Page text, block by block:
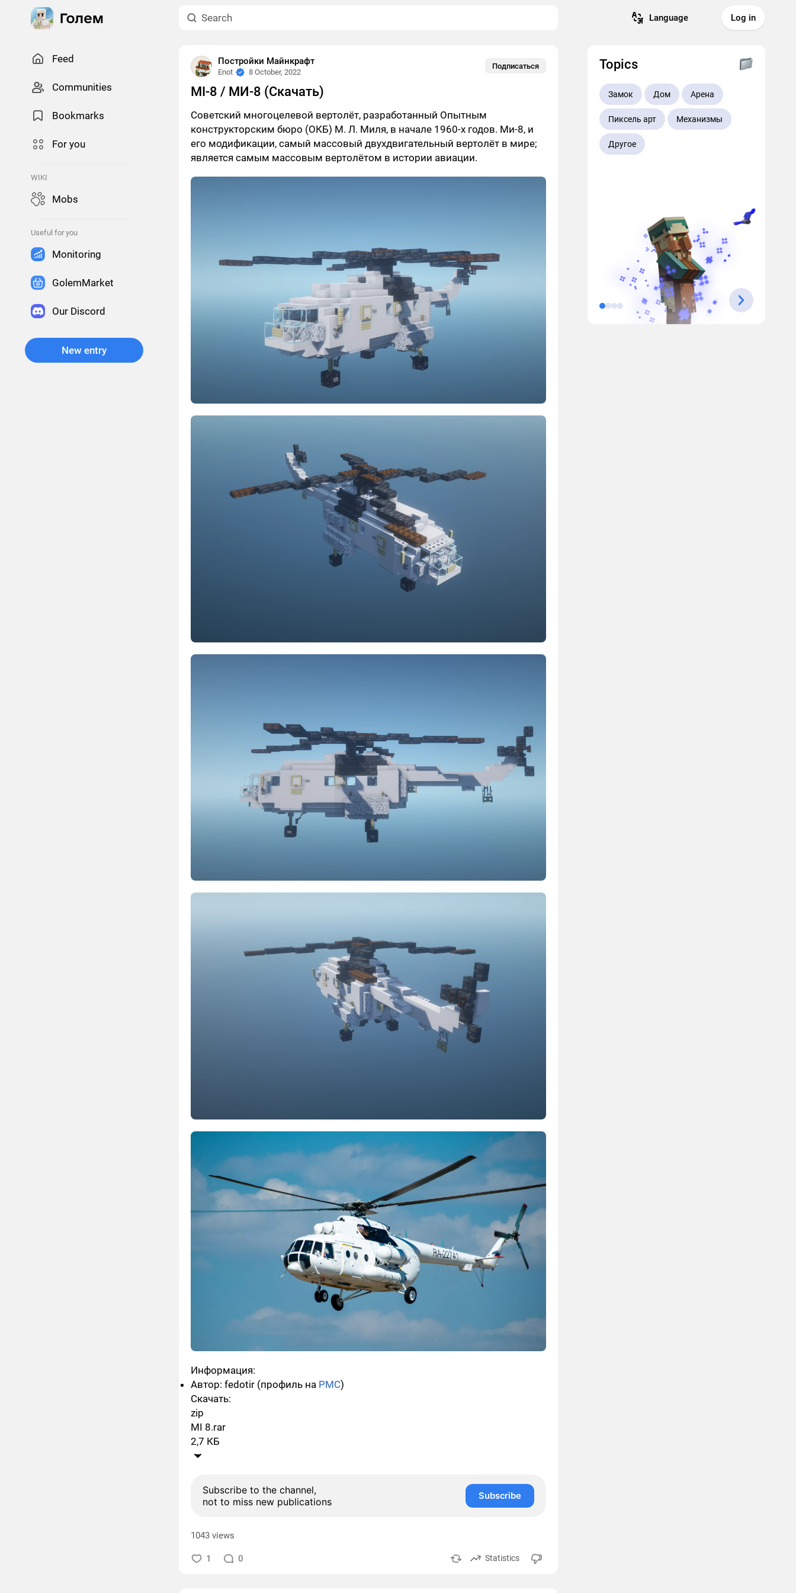
Language Log in
Feed
Сommunities
Bookmarks
For you
WIKI
Mobs
Useful for you
Monitoring
GolemMarket
Our Discord
New entry
Постройки Майнкрафт
Enot 8 October, 2022
Подписаться
MI-8 / МИ-8 (Скачать)
Советский многоцелевой вертолёт, разработанный Опытным
конструкторским бюро (ОКБ) М. Л. Миля, в начале 1960-х годов. Ми-8, и
его модификации, самый массовый двухдвигательный вертолёт в мире;
является самым массовым вертолётом в истории авиации.
Информация:
Автор: fedotir (профиль на PMC)
Скачать:
zip
MI 8.rar
2,7 КБ
Subscribe to the channel,
not to miss new publications
Subscribe
1043 views
1 0 Statistics
Topics
Замок Дом Арена
Пиксель арт Механизмы
Другое